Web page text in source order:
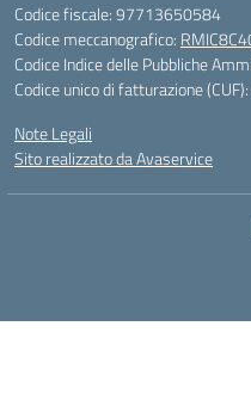
Codice fiscale: 97713650584
Codice meccanografico:
Codice Indice delle Pubbliche
Codice unico di fatturazione
Note Legali
Sito realizzato da Avaservice